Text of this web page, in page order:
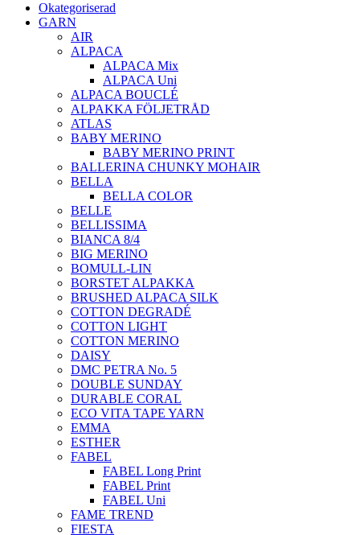
Okategoriserad
GARN
AIR
ALPACA
ALPACA Mix
ALPACA Uni
ALPACA BOUCLÉ
ALPAKKA FÖLJETRÅD
ATLAS
BABY MERINO
BABY MERINO PRINT
BALLERINA CHUNKY MOHAIR
BELLA
BELLA COLOR
BELLE
BELLISSIMA
BIANCA 8/4
BIG MERINO
BOMULL-LIN
BORSTET ALPAKKA
BRUSHED ALPACA SILK
COTTON DEGRADÉ
COTTON LIGHT
COTTON MERINO
DAISY
DMC PETRA No. 5
DOUBLE SUNDAY
DURABLE CORAL
ECO VITA TAPE YARN
EMMA
ESTHER
FABEL
FABEL Long Print
FABEL Print
FABEL Uni
FAME TREND
FIESTA